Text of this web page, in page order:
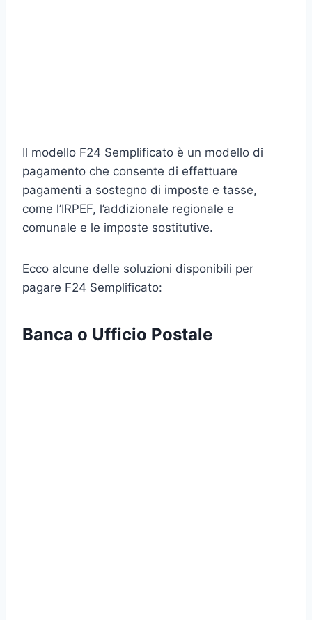
Il modello F24 Semplificato è un modello di
pagamento che consente di effettuare
pagamenti a sostegno di imposte e tasse,
come l’IRPEF, l’addizionale regionale e
comunale e le imposte sostitutive.
Ecco alcune delle soluzioni disponibili per
pagare F24 Semplificato:
Banca o Ufficio Postale